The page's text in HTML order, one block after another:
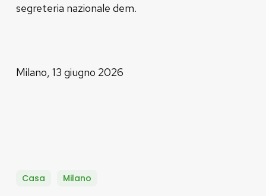
segreteria nazionale dem.
Milano, 13 giugno 2026
Casa Milano